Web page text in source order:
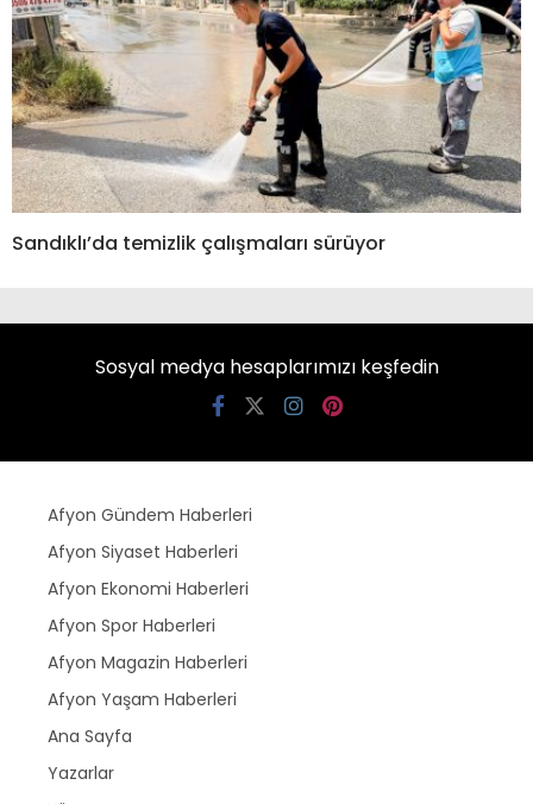
Sandıklı’da temizlik çalışmaları sürüyor
Sosyal medya hesaplarımızı keşfedin
Afyon Gündem Haberleri
Afyon Siyaset Haberleri
Afyon Ekonomi Haberleri
Afyon Spor Haberleri
Afyon Magazin Haberleri
Afyon Yaşam Haberleri
Ana Sayfa
Yazarlar